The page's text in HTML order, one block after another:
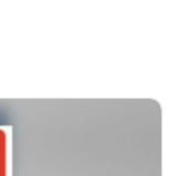
Zahlen
– und
Ihre öffentlich